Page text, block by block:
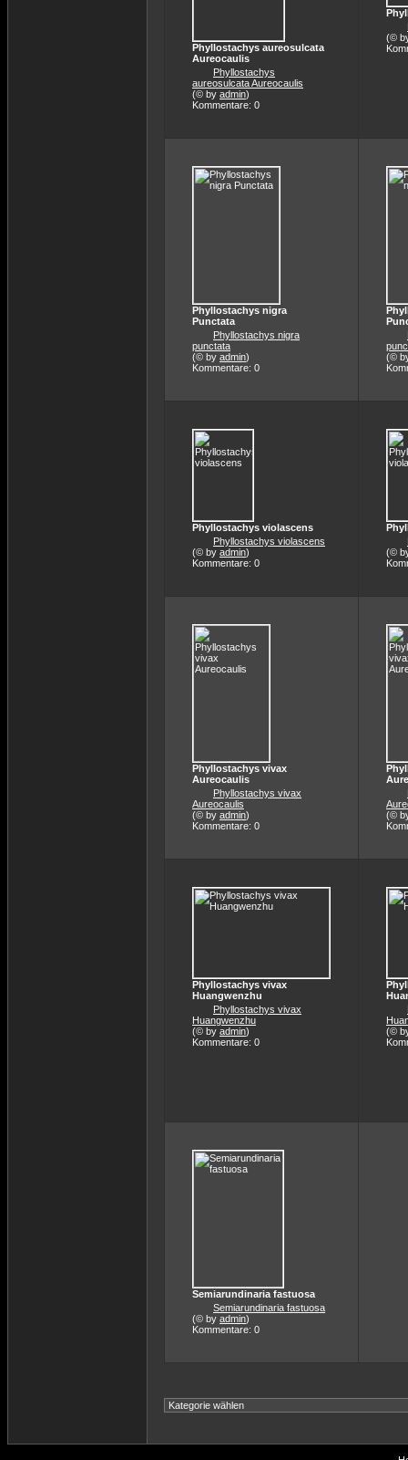
Phyllostachys aureosulcata
Aureocaulis
Phyllostachys
aureosulcata Aureocaulis
(© by admin)
Kommentare: 0
(©
Phyllostachys nigra
Punctata
Phyllostachys nigra
punctata
(© by admin)
Kommentare: 0
(©
Phyllostachys violascens
Phyllostachys violascens
(© by admin)
Kommentare: 0
(©
Phyllostachys vivax
Aureocaulis
Phyllostachys vivax
Aureocaulis
(© by admin)
Kommentare: 0
(©
Phyllostachys vivax
Huangwenzhu
Phyllostachys vivax
Huangwenzhu
(© by admin)
Kommentare: 0
(©
Semiarundinaria fastuosa
Semiarundinaria fastuosa
(© by admin)
Kommentare: 0